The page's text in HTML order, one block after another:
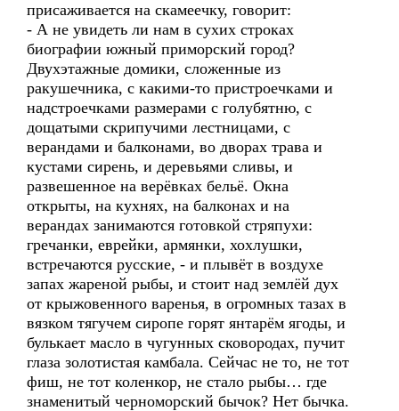
присаживается на скамеечку, говорит:
- А не увидеть ли нам в сухих строках
биографии южный приморский город?
Двухэтажные домики, сложенные из
ракушечника, с какими-то пристроечками и
надстроечками размерами с голубятню, с
дощатыми скрипучими лестницами, с
верандами и балконами, во дворах трава и
кустами сирень, и деревьями сливы, и
развешенное на верёвках бельё. Окна
открыты, на кухнях, на балконах и на
верандах занимаются готовкой стряпухи:
гречанки, еврейки, армянки, хохлушки,
встречаются русские, - и плывёт в воздухе
запах жареной рыбы, и стоит над землёй дух
от крыжовенного варенья, в огромных тазах в
вязком тягучем сиропе горят янтарём ягоды, и
булькает масло в чугунных сковородах, пучит
глаза золотистая камбала. Сейчас не то, не тот
фиш, не тот коленкор, не стало рыбы… где
знаменитый черноморский бычок? Нет бычка.